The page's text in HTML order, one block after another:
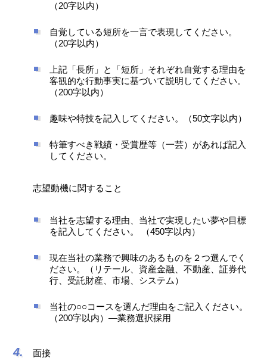
（20字以内）
自覚している短所を一言で表現してください。
（20字以内）
上記「長所」と「短所」それぞれ自覚する理由を
客観的な行動事実に基づいて説明してください。
（200字以内）
趣味や特技を記入してください。（50文字以内）
特筆すべき戦績・受賞歴等（一芸）があれば記入
してください。
志望動機に関すること
当社を志望する理由、当社で実現したい夢や目標
を記入してください。 （450字以内）
現在当社の業務で興味のあるものを２つ選んでく
ださい。（リテール、資産金融、不動産、証券代
行、受託財産、市場、システム）
当社の○○コースを選んだ理由をご記入ください。
（200字以内）―業務選択採用
面接